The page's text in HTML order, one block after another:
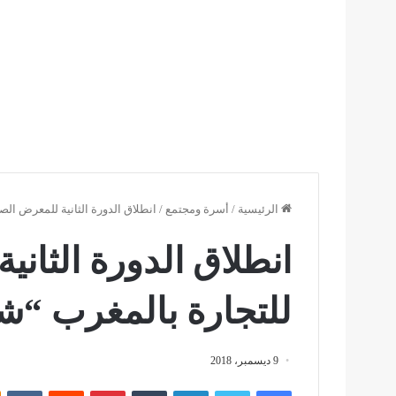
الرئيسية / أسرة ومجتمع / انطلاق الدورة الثانية للمعرض
انطلاق الدورة
للتجارة بالمغرب
9 ديسمبر، 2018
فيسبوك تويتر لينكدإن بينتيريست